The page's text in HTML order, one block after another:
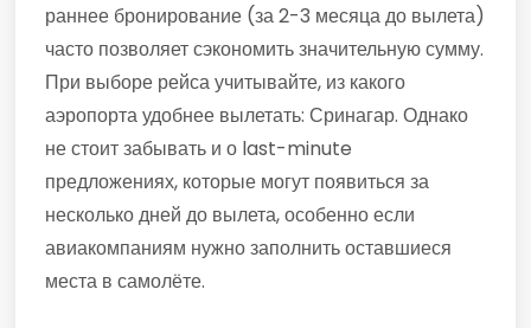
раннее бронирование (за 2-3 месяца до вылета)
часто позволяет сэкономить значительную сумму.
При выборе рейса учитывайте, из какого
аэропорта удобнее вылетать: Сринагар. Однако
не стоит забывать и о last-minute
предложениях, которые могут появиться за
несколько дней до вылета, особенно если
авиакомпаниям нужно заполнить оставшиеся
места в самолёте.